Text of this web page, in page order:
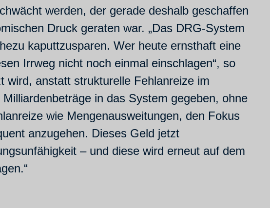
werden, der gerade deshalb geschaffen
Druck geraten war. „Das DRG-System
kaputtzusparen. Wer heute ernsthaft eine
Irrweg nicht noch einmal einschlagen“, so
wird, anstatt strukturelle Fehlanreize im
in das System gegeben, ohne
wie Mengenausweitungen, den Fokus
anzugehen. Dieses Geld jetzt
– und diese wird erneut auf dem